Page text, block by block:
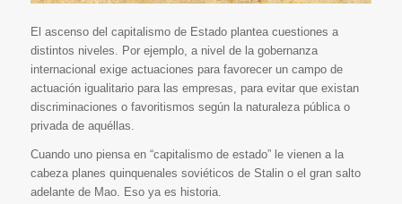
El ascenso del capitalismo de Estado plantea cuestiones a
distintos niveles. Por ejemplo, a nivel de la gobernanza
internacional exige actuaciones para favorecer un campo de
actuación igualitario para las empresas, para evitar que existan
discriminaciones o favoritismos según la naturaleza pública o
privada de aquéllas.
Cuando uno piensa en “capitalismo de estado” le vienen a la
cabeza planes quinquenales soviéticos de Stalin o el gran salto
adelante de Mao. Eso ya es historia.